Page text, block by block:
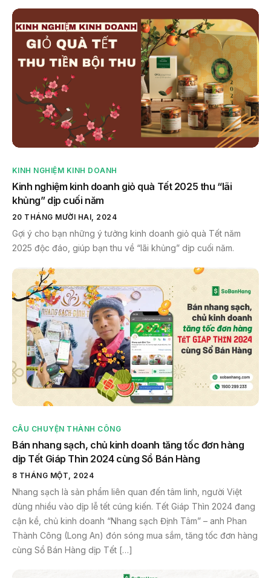
KINH NGHIỆM KINH DOANH
Kinh nghiệm kinh doanh giỏ quà Tết 2025 thu “lãi
khủng” dịp cuối năm
20 THÁNG MƯỜI HAI, 2024
Gợi ý cho bạn những ý tưởng kinh doanh giỏ quà Tết năm
2025 độc đáo, giúp bạn thu về “lãi khủng” dịp cuối năm.
CÂU CHUYỆN THÀNH CÔNG
Bán nhang sạch, chủ kinh doanh tăng tốc đơn hàng
dịp Tết Giáp Thìn 2024 cùng Sổ Bán Hàng
8 THÁNG MỘT, 2024
Nhang sạch là sản phẩm liên quan đến tâm linh, người Việt
dùng nhiều vào dịp lễ tết cúng kiến. Tết Giáp Thìn 2024 đang
cận kề, chủ kinh doanh “Nhang sạch Định Tâm” – anh Phan
Thành Công (Long An) đón sóng mua sắm, tăng tốc đơn hàng
cùng Sổ Bán Hàng dịp Tết […]